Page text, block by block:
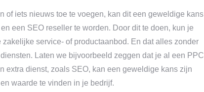
of iets nieuws toe te voegen, kan dit een geweldige kans
een SEO reseller te worden. Door dit te doen, kun je
service- of productaanbod. En dat alles zonder
Laten we bijvoorbeeld zeggen dat je al een PPC
extra dienst, zoals SEO, kan een geweldige kans zijn
waarde te vinden in je bedrijf.